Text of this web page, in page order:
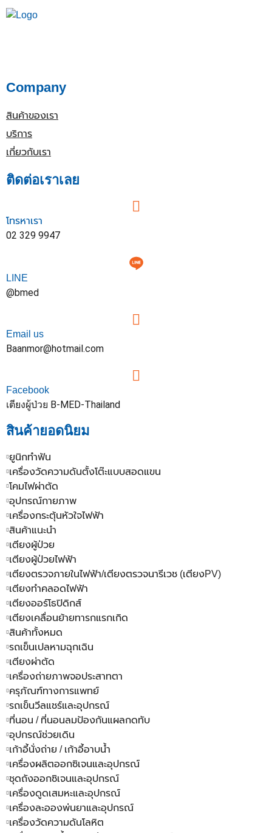
Company
สินค้าของเรา
บริการ
เกี่ยวกับเรา
ติดต่อเราเลย
โทรหาเรา
02 329 9947
LINE
@bmed
Email us
Baanmor@hotmail.com
Facebook
เตียงผู้ป่วย B-MED-Thailand
สินค้ายอดนิยม
ยูนิกทำฟัน
เครื่องวัดความดันตั้งโต๊ะแบบสอดแขน
โคมไฟผ่าตัด
อุปกรณ์กายภาพ
เครื่องกระตุ้นหัวใจไฟฟ้า
สินค้าแนะนำ
เตียงผู้ป่วย
เตียงผู้ป่วยไฟฟ้า
เตียงตรวจภายในไฟฟ้า/เตียงตรวจนารีเวช (เตียงPV)
เตียงทำคลอดไฟฟ้า
เตียงออร์โธปิดิกส์
เตียงเคลื่อนย้ายทารกแรกเกิด
สินค้าทั้งหมด
รถเข็นเปลหามฉุกเฉิน
เตียงผ่าตัด
เครื่องถ่ายภาพจอประสาทตา
ครุภัณฑ์ทางการแพทย์
รถเข็นวีลแชร์และอุปกรณ์
ที่นอน / ที่นอนลมป้องกันแผลกดทับ
อุปกรณ์ช่วยเดิน
เก้าอี้นั่งถ่าย / เก้าอี้อาบน้ำ
เครื่องผลิตออกซิเจนและอุปกรณ์
ชุดถังออกซิเจนและอุปกรณ์
เครื่องดูดเสมหะและอุปกรณ์
เครื่องละอองพ่นยาและอุปกรณ์
เครื่องวัดความดันโลหิต